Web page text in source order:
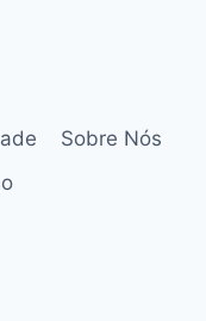
Sobre Nós